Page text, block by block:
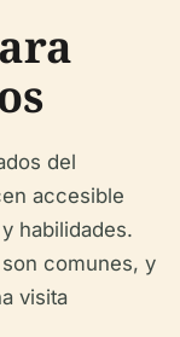
del
accesible
habilidades.
comunes, y
visita